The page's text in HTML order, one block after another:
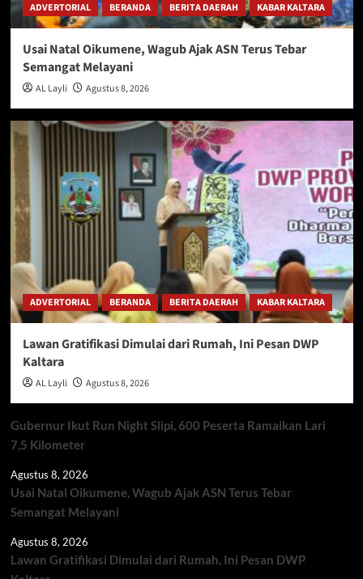
ADVERTORIAL BERANDA BERITA DAERAH KABAR KALTARA
Usai Natal Oikumene, Wagub Ajak ASN Terus Tebar
Semangat Melayani
AL Layli Agustus 8, 2026
ADVERTORIAL BERANDA BERITA DAERAH KABAR KALTARA
Lawan Gratifikasi Dimulai dari Rumah, Ini Pesan DWP
Kaltara
AL Layli Agustus 8, 2026
Gubernur Ikut Run Night Slipi, 600 Peserta Ramaikan Lari
7,5 Kilometer
Agustus 8, 2026
Usai Natal Oikumene, Wagub Ajak ASN Terus Tebar
Semangat Melayani
Agustus 8, 2026
Lawan Gratifikasi Dimulai dari Rumah, Ini Pesan DWP